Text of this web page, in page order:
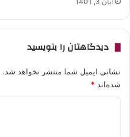
دیدگاهتان را بنویسید
نشانی ایمیل شما منتشر نخواهد شد.
شده‌اند *